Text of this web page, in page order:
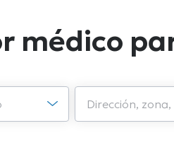
médico